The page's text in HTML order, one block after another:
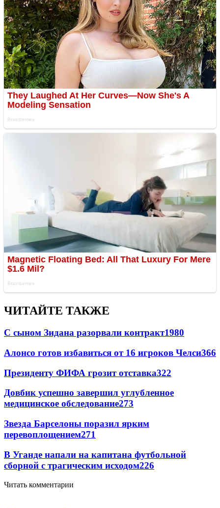
ЧИТАЙТЕ ТАКЖЕ
С сыном Зидана разорвали контракт1980
Алонсо готов избавиться от 16 игроков Челси366
Президенту ФИФА грозит отставка322
Довбик успешно завершил углубленное
медицинское обследование273
Звезда Барселоны поразил ярким
перевоплощением271
В Уганде напали на капитана футбольной
сборной с трагическим исходом226
Читать комментарии